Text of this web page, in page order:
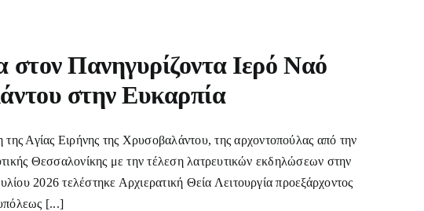
στον Πανηγυρίζοντα Ιερό Ναό
στην Ευκαρπία
Ειρήνης της Χρυσοβαλάντου, της αρχοντοπούλας από την
Θεσσαλονίκης με την τέλεση λατρευτικών εκδηλώσεων στην
2026 τελέστηκε Αρχιερατική Θεία Λειτουργία προεξάρχοντος
[...]